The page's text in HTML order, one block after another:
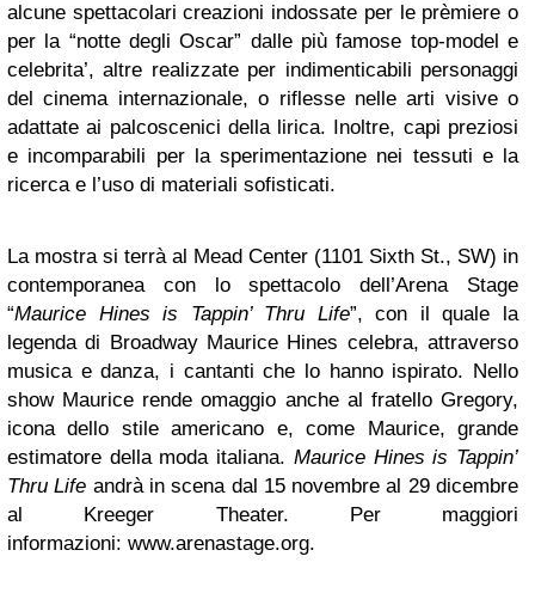
alcune spettacolari creazioni indossate per le prèmiere o
per la “notte degli Oscar” dalle più famose top-model e
celebrita’, altre realizzate per indimenticabili personaggi
del cinema internazionale, o riflesse nelle arti visive o
adattate ai palcoscenici della lirica. Inoltre, capi preziosi
e incomparabili per la sperimentazione nei tessuti e la
ricerca e l’uso di materiali sofisticati.
La mostra si terrà al Mead Center (1101 Sixth St., SW) in
contemporanea con lo spettacolo dell’Arena Stage
“Maurice Hines is Tappin’ Thru Life”, con il quale la
legenda di Broadway Maurice Hines celebra, attraverso
musica e danza, i cantanti che lo hanno ispirato. Nello
show Maurice rende omaggio anche al fratello Gregory,
icona dello stile americano e, come Maurice, grande
estimatore della moda italiana. Maurice Hines is Tappin’
Thru Life andrà in scena dal 15 novembre al 29 dicembre
al Kreeger Theater. Per maggiori
informazioni: www.arenastage.org.